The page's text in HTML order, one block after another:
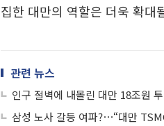
집한 대만의 역할은 더욱 확대
관련 뉴스
인구 절벽에 내몰린 대만 18조원
삼성 노사 갈등 여파?⋯“대만